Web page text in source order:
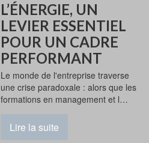
L’ÉNERGIE, UN
LEVIER ESSENTIEL
POUR UN CADRE
PERFORMANT
Le monde de l'entreprise traverse
une crise paradoxale : alors que les
formations en management et l…
Lire la suite